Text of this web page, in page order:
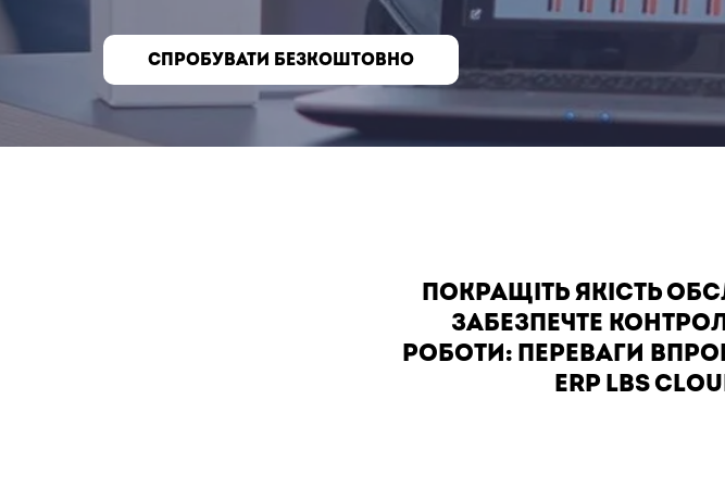
СПРОБУВАТИ БЕЗКОШТОВНО
ПОКРАЩІТЬ ЯКІСТЬ
ЗАБЕЗПЕЧТЕ
РОБОТИ: ПЕРЕВАГИ
ERP LBS